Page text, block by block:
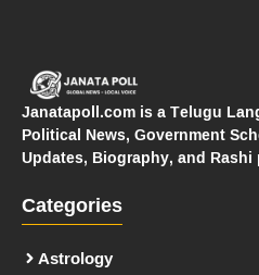
Janatapoll.com is a Telugu
Political News, Government
Updates, Biography, and Rashi
Categories
Astrology